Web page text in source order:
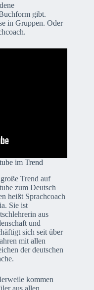
gibt.
in Gruppen. Oder
im Trend
Trend auf
zum Deutsch
heißt Sprachcoach
Sie ist
aus
und
sich seit über
mit allen
der deutschen
kommen
aus allen